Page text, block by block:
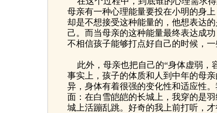
母亲有一种心理能量要投在小明的身
却是不想接受这种能量的，他想表达
己。而当母亲的这种能量最终表达成
不相信孩子能够打点好自己的时候，
此外，母亲也把自己的“身体虚弱，
事实上，孩子的体质和人到中年的母
异，身体有着很强的变化性和适应性
面：在白雪皑皑的长城上，我穿的是
城上活蹦乱跳。好奇的我上前打听，